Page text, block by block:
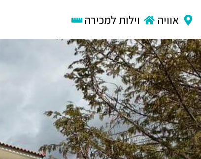
אוויה וילות למכירה